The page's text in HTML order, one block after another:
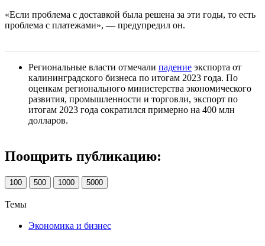
«Если проблема с доставкой была решена за эти годы, то есть
проблема с платежами», — предупредил он.
Региональные власти отмечали падение экспорта от
калининградского бизнеса по итогам 2023 года. По
оценкам регионального министерства экономического
развития, промышленности и торговли, экспорт по
итогам 2023 года сократился примерно на 400 млн
долларов.
Поощрить публикацию:
100 500 1000 5000
Темы
Экономика и бизнес